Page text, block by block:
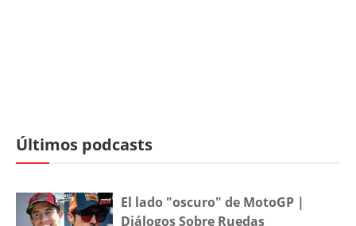
Últimos podcasts
El lado "oscuro" de MotoGP |
Diálogos Sobre Ruedas